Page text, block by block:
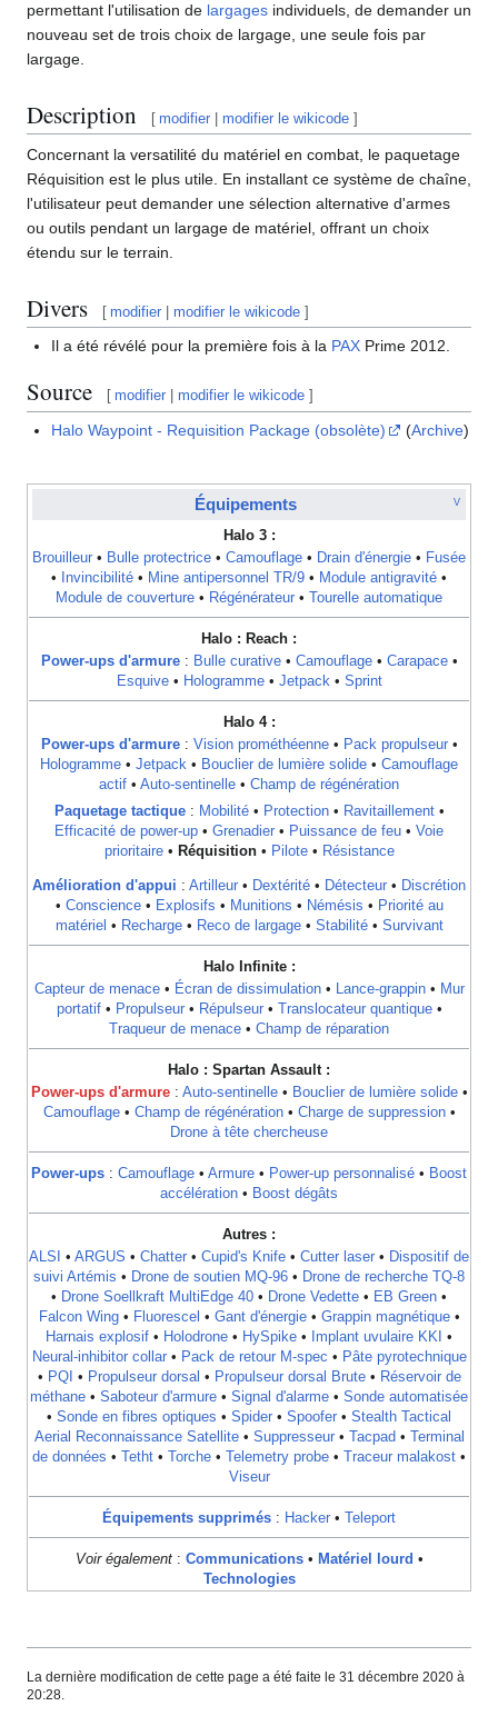
permettant l'utilisation de largages individuels, de demander un
nouveau set de trois choix de largage, une seule fois par
largage.
Description [ modifier |modifier le wikicode ]
Concernant la versatilité du matériel en combat, le paquetage
Réquisition est le plus utile. En installant ce système de chaîne,
l'utilisateur peut demander une sélection alternative d'armes
ou outils pendant un largage de matériel, offrant un choix
étendu sur le terrain.
Divers [ modifier |modifier le wikicode ]
Il a été révélé pour la première fois à la PAX Prime 2012.
Source [ modifier |modifier le wikicode ]
Halo Waypoint - Requisition Package (obsolète) (Archive)
V
Équipements
Halo 3 :
Brouilleur • Bulle protectrice • Camouflage • Drain d'énergie • Fusée
•
Invincibilité • Mine antipersonnel TR/9 • Module antigravité •
Module de couverture • Régénérateur • Tourelle automatique
Halo : Reach :
Power-ups d'armure: Bulle curative• Camouflage• Carapace•
Esquive• Hologramme• Jetpack • Sprint
Halo 4 :
Power-ups d'armure: Vision prométhéenne• Pack propulseur•
Hologramme • Jetpack • Bouclier de lumière solide • Camouflage
actif • Auto-sentinelle • Champ de régénération
Paquetage tactique: Mobilité• Protection• Ravitaillement•
Efficacité de power-up • Grenadier • Puissance de feu • Voie
prioritaire• Réquisition• Pilote• Résistance
Amélioration d'appui : Artilleur • Dextérité • Détecteur • Discrétion
• Conscience• Explosifs • Munitions • Némésis • Priorité au
matériel • Recharge• Reco de largage• Stabilité• Survivant
Halo Infinite :
Capteur de menace• Écran de dissimulation• Lance-grappin• Mur
portatif• Propulseur• Répulseur• Translocateur quantique•
Traqueur de menace • Champ de réparation
Halo : Spartan Assault :
Power-ups d'armure: Auto-sentinelle• Bouclier de lumière solide•
Camouflage• Champ de régénération• Charge de suppression•
Drone à tête chercheuse
Power-ups : Camouflage • Armure • Power-up personnalisé • Boost
accélération • Boost dégâts
Autres :
ALSI
• ARGUS • Chatter • Cupid's Knife • Cutter laser • Dispositif de
suivi Artémis • Drone de soutien MQ-96 • Drone de recherche TQ-8
• Drone Soellkraft MultiEdge 40 • Drone Vedette • EB Green •
Falcon Wing• Fluorescel • Gant d'énergie• Grappin magnétique•
Harnais explosif • Holodrone • HySpike • Implant uvulaire KKI
•
Neural-inhibitor collar• Pack de retour M-spec • Pâte pyrotechnique
• PQI • Propulseur dorsal • Propulseur dorsal Brute• Réservoir de
méthane • Saboteur d'armure • Signal d'alarme • Sonde automatisée
• Sonde en fibres optiques • Spider • Spoofer • Stealth Tactical
Aerial Reconnaissance Satellite• Suppresseur• Tacpad • Terminal
de données • Tetht • Torche • Telemetry probe • Traceur malakost •
Viseur
Équipements supprimés : Hacker • Teleport
Voir également: Communications• Matériel lourd •
Technologies
La dernière modification de cette page a été faite le 31 décembre 2020 à
20:28.